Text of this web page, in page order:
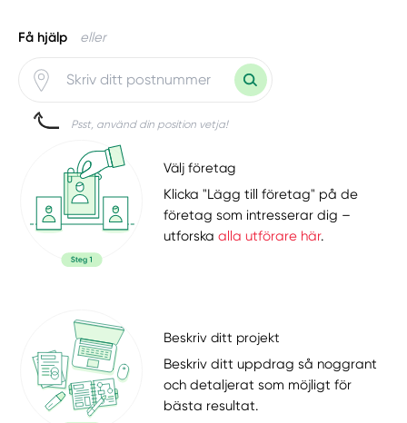
Få hjälp eller
Psst, använd din position vetja!
Välj företag
Klicka "Lägg till företag" på de
företag som intresserar dig –
utforskaalla utförare här.
Beskriv ditt projekt
Beskriv ditt uppdrag så noggrant
och detaljerat som möjligt för
bästa resultat.